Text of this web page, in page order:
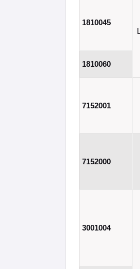
1810045
1810060
7152001
7152000
3001004